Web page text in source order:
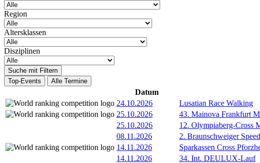
Region
Altersklassen
Disziplinen
Suche mit Filtern
Top-Events
Alle Termine
Datum
24.10.2026
Lusatian Race Walking
25.10.2026
43. Mainova Frankfurt
25.10.2026
12. Olympiaberg-Cross
08.11.2026
2. Braunschweiger
14.11.2026
Sparkassen Cross
14.11.2026
34. Int. DEULUX-Lauf